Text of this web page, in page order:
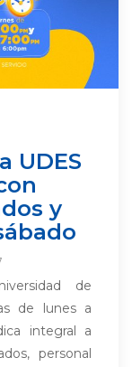
UDES
y
de
de lunes a
integral a
personal